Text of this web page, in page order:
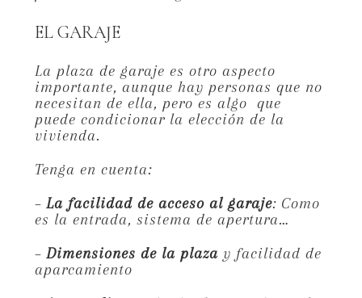
EL GARAJE
La plaza de garaje es otro aspecto
importante, aunque hay personas que no
necesitan de ella, pero es algo que
puede condicionar la elección de la
vivienda.
Tenga en cuenta:
–La facilidad de acceso al garaje: Como
es la entrada, sistema de apertura…
– Dimensiones de la plaza y facilidad de
aparcamiento